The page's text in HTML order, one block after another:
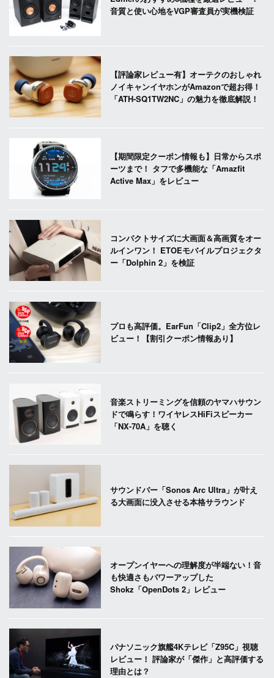
音質と使い心地をVGP審査員が実機検証
【評論家レビュー有】オーテクのおしゃれ
ノイキャンイヤホンがAmazonで超お得！
「ATH-SQ1TW2NC」の魅力を徹底解説！
【期間限定クーポン情報も】日常からスポ
ーツまで！ タフで多機能な「Amazfit
Active Max」をレビュー
コンパクトサイズに大画面＆高画質をオー
ルインワン！ ETOEモバイルプロジェクタ
ー「Dolphin 2」を検証
プロも高評価。EarFun「Clip2」全方位レ
ビュー！【割引クーポン情報あり】
音楽ストリーミングを信頼のヤマハサウン
ドで鳴らす！ワイヤレスHiFiスピーカー
「NX-70A」を聴く
サウンドバー「Sonos Arc Ultra」が叶え
る大画面に没入させる本格サラウンド
オープンイヤーへの理解度が半端ない！音
も快適さもパワーアップした
Shokz「OpenDots 2」レビュー
パナソニック旗艦4Kテレビ「Z95C」視聴
レビュー！ 評論家が「傑作」と高評価する
理由とは？